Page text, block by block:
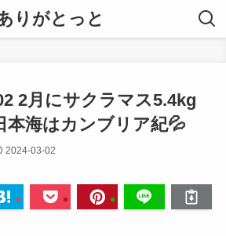
りがとっと
2月にサクラマス5.4kg
本海はカンブリア紀💦
2024-03-02